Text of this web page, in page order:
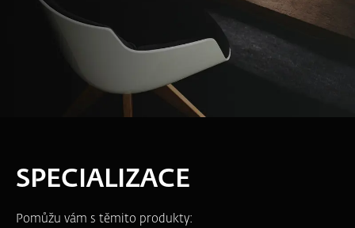
SPECIALIZACE
Pomůžu vám s těmito produkty: